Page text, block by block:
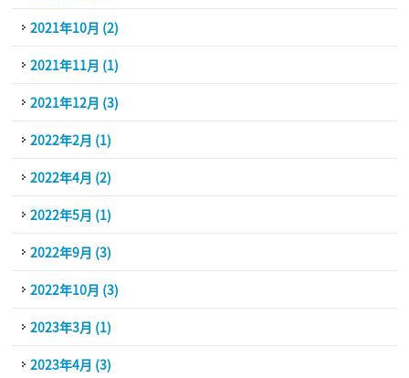
2021年10月 (2)
2021年11月 (1)
2021年12月 (3)
2022年2月 (1)
2022年4月 (2)
2022年5月 (1)
2022年9月 (3)
2022年10月 (3)
2023年3月 (1)
2023年4月 (3)